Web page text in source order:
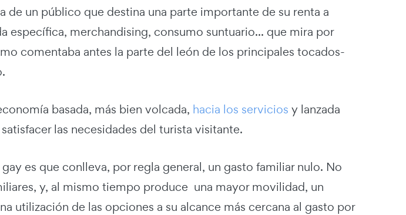
de un público que destina una parte importante de su renta a
específica, merchandising, consumo suntuario... que mira por
comentaba antes la parte del león de los principales tocados-
basada, más bien volcada, hacia los servicios y lanzada
las necesidades del turista visitante.
es que conlleva, por regla general, un gasto familiar nulo. No
y, al mismo tiempo produce una mayor movilidad, un
utilización de las opciones a su alcance más cercana al gasto por